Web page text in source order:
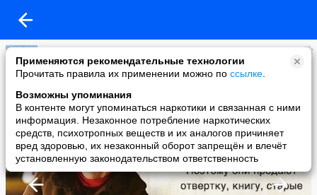
Применяются рекомендательные технологии
Прочитать правила их применении можно по ссылке
Возможны упоминания
В контенте могут упоминаться наркотики и связанная с ними
информация. Незаконное потребление наркотических
средств, психотропных веществ и их аналогов причиняет
вред здоровью, их незаконный оборот запрещён и влечёт
установленную законодательством ответственность
Новости Казани
added a photo
21 Nov в 18:43